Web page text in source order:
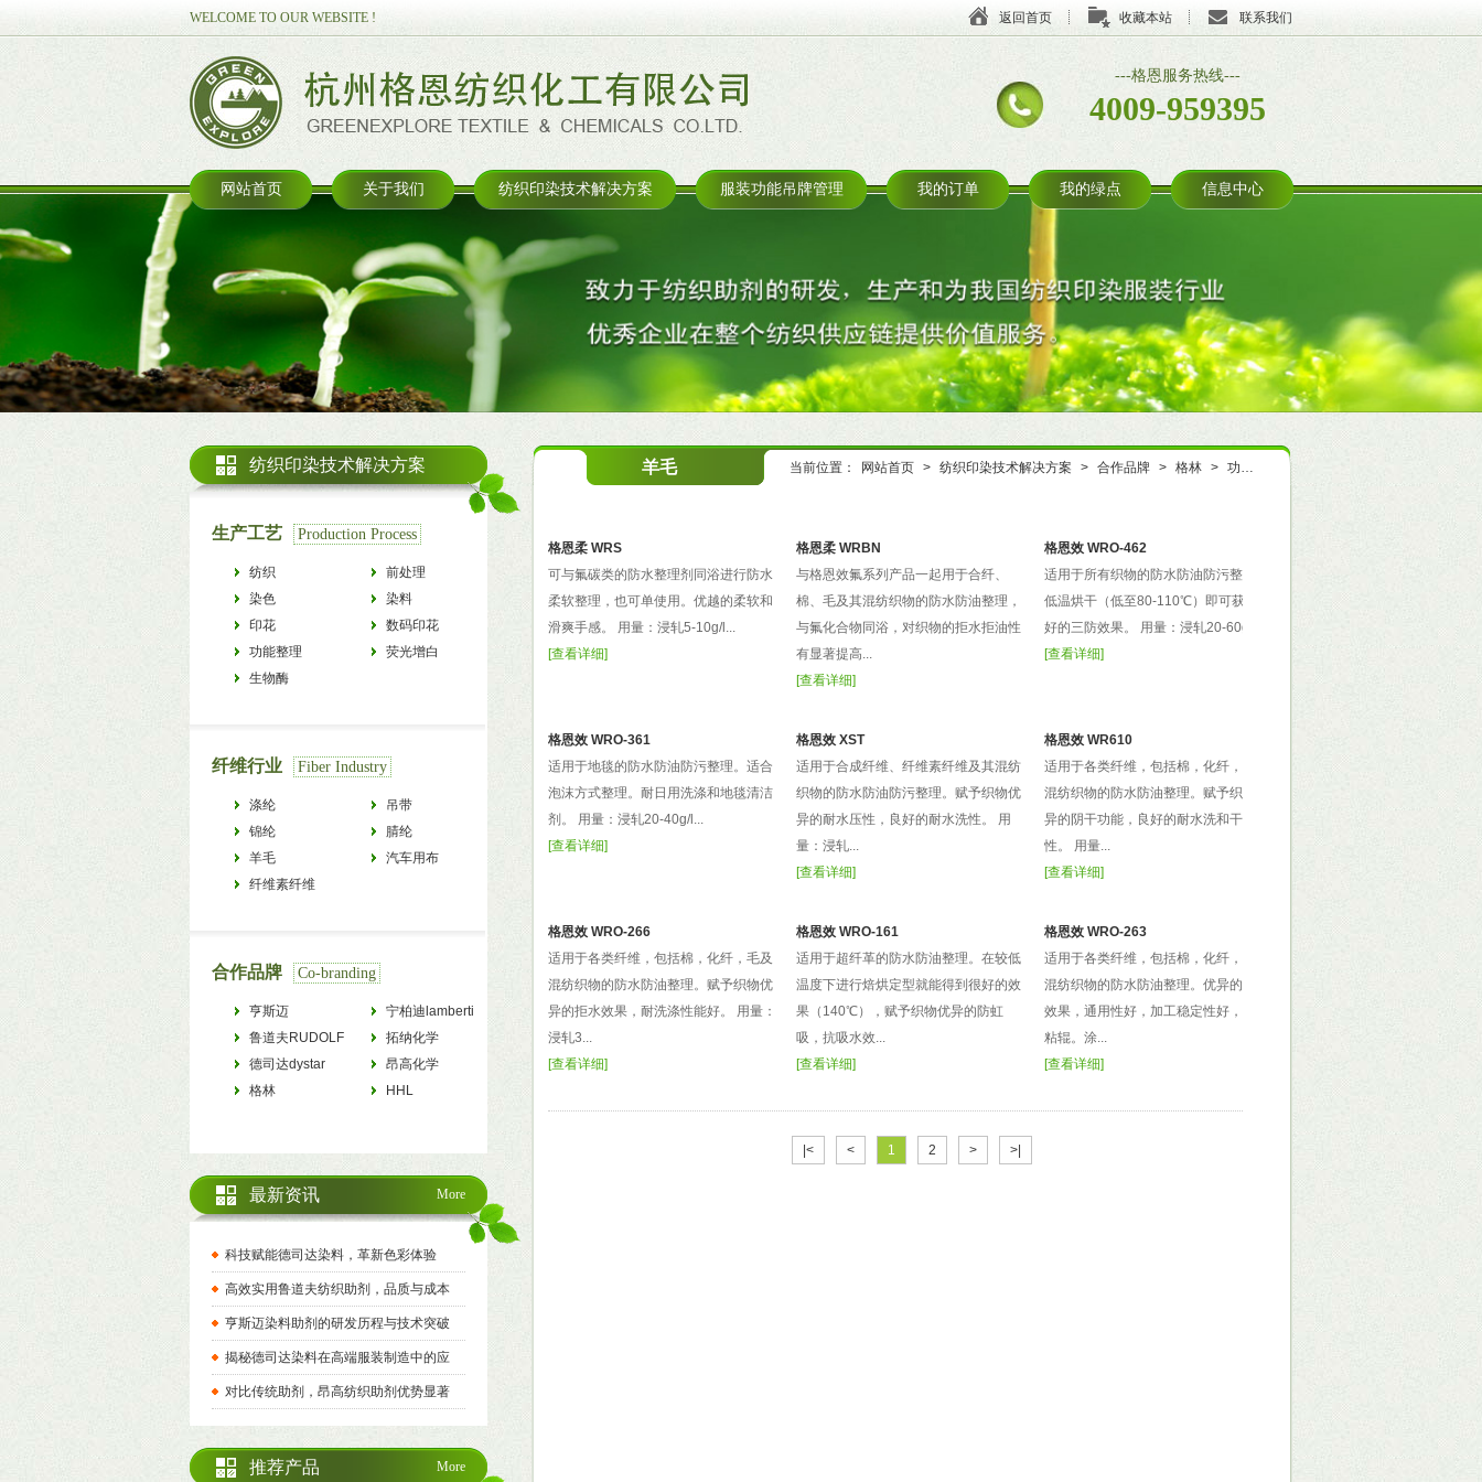
联系我们
收藏本站
返回首页
WELCOME TO OUR WEBSITE !
---格恩服务热线---
4009-959395
网站首页 关于我们 纺织印染技术解决方案 服装功能吊牌管理 我的订单 我的绿点 信息中心
当前位置： 网站首页 > 纺织印染技术解决方案 > 合作品牌 > 格林 > 功能整理 >
羊毛
格恩柔 WRS
可与氟碳类的防水整理剂同浴进行防水
柔软整理，也可单使用。优越的柔软和
滑爽手感。 用量：浸轧5-10g/l...
[查看详细]
格恩柔 WRBN
与格恩效氟系列产品一起用于合纤、
棉、毛及其混纺织物的防水防油整理，
与氟化合物同浴，对织物的拒水拒油性
有显著提高...
[查看详细]
格恩效 WRO-462
适用于所有织物的防水防油防污整理。
低温烘干（低至80-110℃）即可获得良
好的三防效果。 用量：浸轧20-60g/l...
[查看详细]
格恩效 WRO-361
适用于地毯的防水防油防污整理。适合
泡沫方式整理。耐日用洗涤和地毯清洁
剂。 用量：浸轧20-40g/l...
[查看详细]
格恩效 XST
适用于合成纤维、纤维素纤维及其混纺
织物的防水防油防污整理。赋予织物优
异的耐水压性，良好的耐水洗性。 用
量：浸轧...
[查看详细]
格恩效 WR610
适用于各类纤维，包括棉，化纤，毛及
混纺织物的防水防油整理。赋予织物优
异的阴干功能，良好的耐水洗和干洗
性。 用量...
[查看详细]
格恩效 WRO-266
适用于各类纤维，包括棉，化纤，毛及
混纺织物的防水防油整理。赋予织物优
异的拒水效果，耐洗涤性能好。 用量：
浸轧3...
[查看详细]
格恩效 WRO-161
适用于超纤革的防水防油整理。在较低
温度下进行焙烘定型就能得到很好的效
果（140℃），赋予织物优异的防虹
吸，抗吸水效...
[查看详细]
格恩效 WRO-263
适用于各类纤维，包括棉，化纤，毛及
混纺织物的防水防油整理。优异的拒水
效果，通用性好，加工稳定性好，不易
粘辊。涂...
[查看详细]
|< < 1 2 > >|
纺织印染技术解决方案
生产工艺 Production Process
纺织
前处理
染色
染料
印花
数码印花
功能整理
荧光增白
生物酶
纤维行业 Fiber Industry
涤纶
吊带
锦纶
腈纶
羊毛
汽车用布
纤维素纤维
合作品牌 Co-branding
亨斯迈
HUNTSMAN
宁柏迪lamberti
鲁道夫RUDOLF
拓纳化学
tanatexchemicals
德司达dystar
昂高化学
archroma
格林 HHL
More
最新资讯
科技赋能德司达染料，革新色彩体验
高效实用鲁道夫纺织助剂，品质与成本
亨斯迈染料助剂的研发历程与技术突破
揭秘德司达染料在高端服装制造中的应
对比传统助剂，昂高纺织助剂优势显著
More
推荐产品